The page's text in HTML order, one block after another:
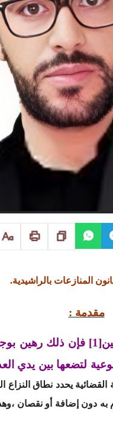
المنازعات بالراشيدية.
مقدمة :
[1]
فإن ذلك رهين
لتضعها بين يدي
يحدد نطاق النزاع
به دون إضافة أو نقصان